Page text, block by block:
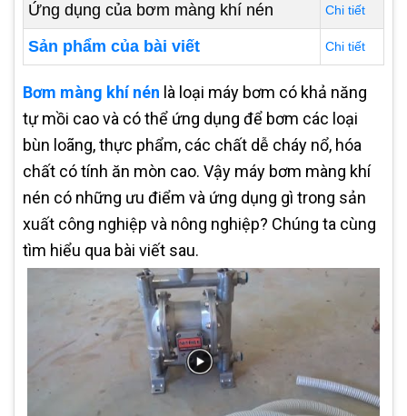
Ứng dụng của bơm màng khí nén Chi tiết
Sản phẩm của bài viết Chi tiết
Bơm màng khí nén là loại máy bơm có khả năng
tự mồi cao và có thể ứng dụng để bơm các loại
bùn loãng, thực phẩm, các chất dễ cháy nổ, hóa
chất có tính ăn mòn cao. Vậy máy bơm màng khí
nén có những ưu điểm và ứng dụng gì trong sản
xuất công nghiệp và nông nghiệp? Chúng ta cùng
tìm hiểu qua bài viết sau.